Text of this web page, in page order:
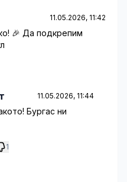
11.05.2026, 11:42
🎉 Да подкрепим
11.05.2026, 11:44
Бургас ни
1